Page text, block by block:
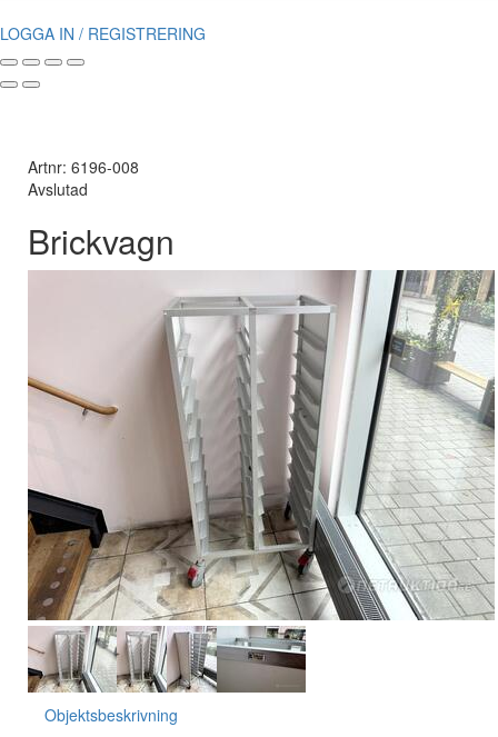
LOGGA IN / REGISTRERING
Artnr: 6196-008
Avslutad
Brickvagn
Objektsbeskrivning